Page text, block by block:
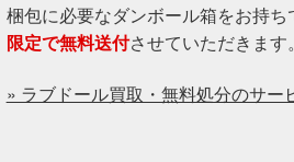
梱包に必要なダンボール箱をお持ち
限定で無料送付させていただきます
» ラブドール買取・無料処分のサー